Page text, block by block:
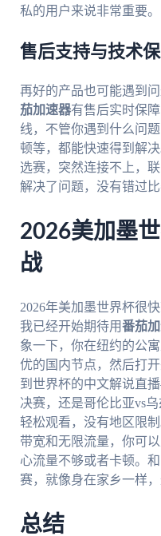
私的用户来说非常重要。
售后支持与技术
再好的产品也可能遇到
茄加速器有售后实时保
线，不管你遇到什么问
顿等，都能快速得到解
选赛，突然连接不上，
解决了问题，没有错过比
2026美加墨
战
2026年美加墨世界杯很
我已经开始期待用番茄
象一下，你在纽约的公
优的国内节点，然后打
到世界杯的中文解说直
决赛，还是哥伦比亚vs
轻松观看，没有地区限
带宽和无限流量，你可
心流量不够或者卡顿。
赛，就像身在家乡一样
总结